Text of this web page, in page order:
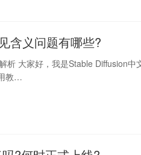
含义问题有哪些?
析 大家好，我是Stable Diffusion中
教…